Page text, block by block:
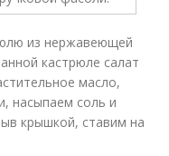
из нержавеющей
кастрюле салат
масло,
насыпаем соль и
крышкой, ставим на